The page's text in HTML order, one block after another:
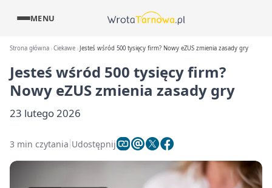
MENU
Strona główna Ciekawe Jesteś wśród 500 tysięcy firm? Nowy eZUS zmienia zasady gry
Jesteś wśród 500 tysięcy firm?
Nowy eZUS zmienia zasady gry
23 lutego 2026
3 min czytania Udostępnij